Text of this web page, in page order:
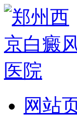
网站